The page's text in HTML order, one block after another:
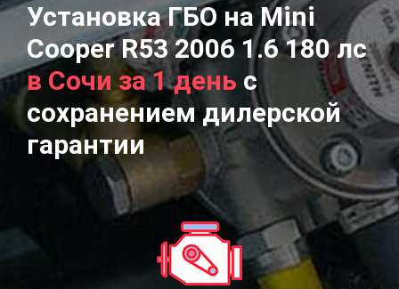
Установка ГБО на Mini
Cooper R53 2006 1.6 180 лс
в Сочи за 1 день с
сохранением дилерской
гарантии